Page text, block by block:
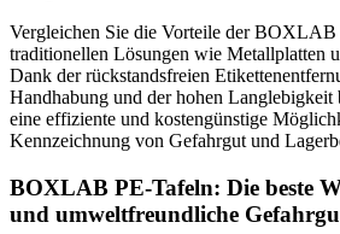
Vergleichen Sie die Vorteile der
traditionellen Lösungen wie Metallplatten
Dank der rückstandsfreien
Handhabung und der hohen Langlebigkeit
eine effiziente und kostengünstige
Kennzeichnung von Gefahrgut und
BOXLAB PE-Tafeln: Die beste
und umweltfreundliche